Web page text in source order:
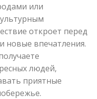
или
откроет перед
новые впечатления.
людей,
приятные